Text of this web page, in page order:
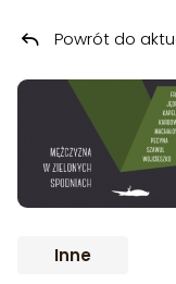
Przeskocz do treści
ARCHIWUM
Inne
Powrót do